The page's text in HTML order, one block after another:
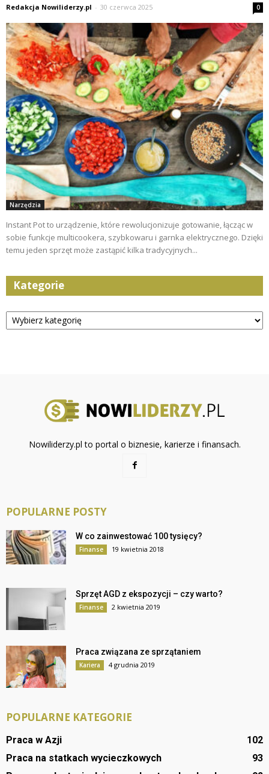
Redakcja Nowiliderzy.pl - 30 czerwca 2025 0
Narzędzia
Instant Pot to urządzenie, które rewolucjonizuje gotowanie, łącząc w
sobie funkcje multicookera, szybkowaru i garnka elektrycznego. Dzięki
temu jeden sprzęt może zastąpić kilka tradycyjnych...
Kategorie
Kategorie
Nowiliderzy.pl to portal o biznesie, karierze i finansach.
POPULARNE POSTY
W co zainwestować 100 tysięcy?
Finanse 19 kwietnia 2018
Sprzęt AGD z ekspozycji – czy warto?
Finanse 2 kwietnia 2019
Praca związana ze sprzątaniem
Kariera 4 grudnia 2019
POPULARNE KATEGORIE
Praca w Azji
102
Praca na statkach wycieczkowych
93